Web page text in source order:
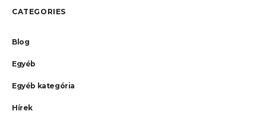
CATEGORIES
Blog
Egyéb
Egyéb kategória
Hírek